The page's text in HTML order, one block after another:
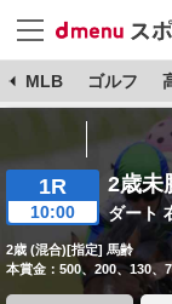
MLB ゴルフ
1R
10:00
2歳未
ダート
2歳 (混合)[指定] 馬齢
本賞金：500、200、130、